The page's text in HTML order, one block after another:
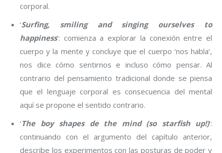
corporal.
‘Surfing, smiling and singing ourselves to
happiness‘: comienza a explorar la conexión entre el
cuerpo y la mente y concluye que el cuerpo ‘nos habla’,
nos dice cómo sentirnos e incluso cómo pensar. Al
contrario del pensamiento tradicional donde se piensa
que el lenguaje corporal es consecuencia del mental
aquí se propone el sentido contrario.
‘The boy shapes de the mind (so starfish up!)‘:
continuando con el argumento del capítulo anterior,
describe los experimentos con las posturas de poder y